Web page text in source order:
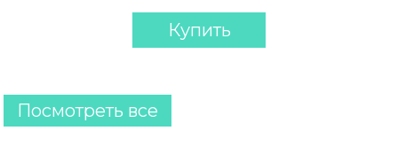
Купить
Посмотреть все